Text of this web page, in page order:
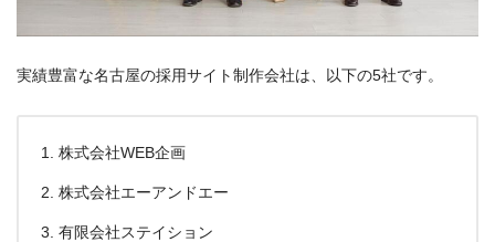
実績豊富な名古屋の採用サイト制作会社は、以下の5社です。
株式会社WEB企画
株式会社エーアンドエー
有限会社ステイション